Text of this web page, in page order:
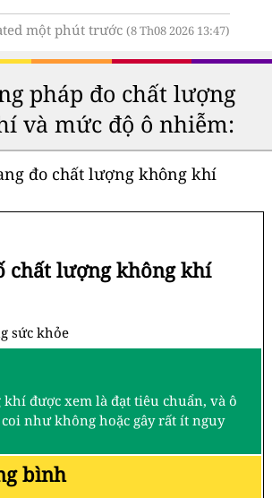
một phút trước (8 Th08 2026 13:47)
pháp đo chất lượng
và mức độ ô nhiễm:
đo chất lượng không khí
chất lượng không khí
sức khỏe
được xem là đạt tiêu chuẩn, và ô
như không hoặc gây rất ít nguy
bình